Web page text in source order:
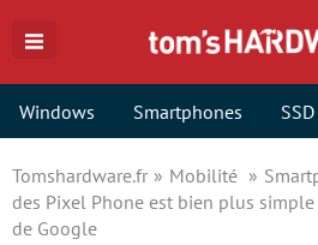
Windows Smartphones SSD
Tomshardware.fr Mobilité
des Pixel Phone est bien plus
de Google